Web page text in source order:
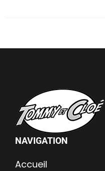
NAVIGATION
Accueil